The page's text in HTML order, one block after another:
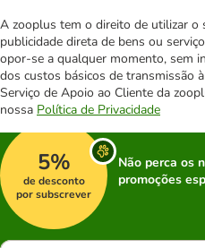
A zooplus tem o direito de utilizar o
publicidade direta de bens ou
opor-se a qualquer momento, sem
dos custos básicos de transmissão
Serviço de Apoio ao Cliente da
nossa Política de Privacidade
5%
de desconto
por subscrever
Não perca os
promoções